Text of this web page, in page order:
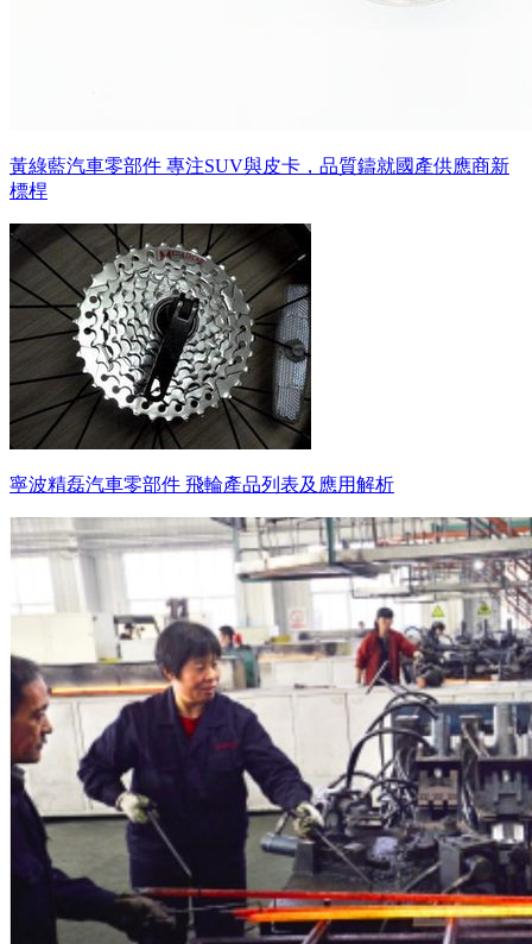
黃綠藍汽車零部件 專注SUV與皮卡，品質鑄就國產供應商新
標桿
寧波精磊汽車零部件 飛輪產品列表及應用解析